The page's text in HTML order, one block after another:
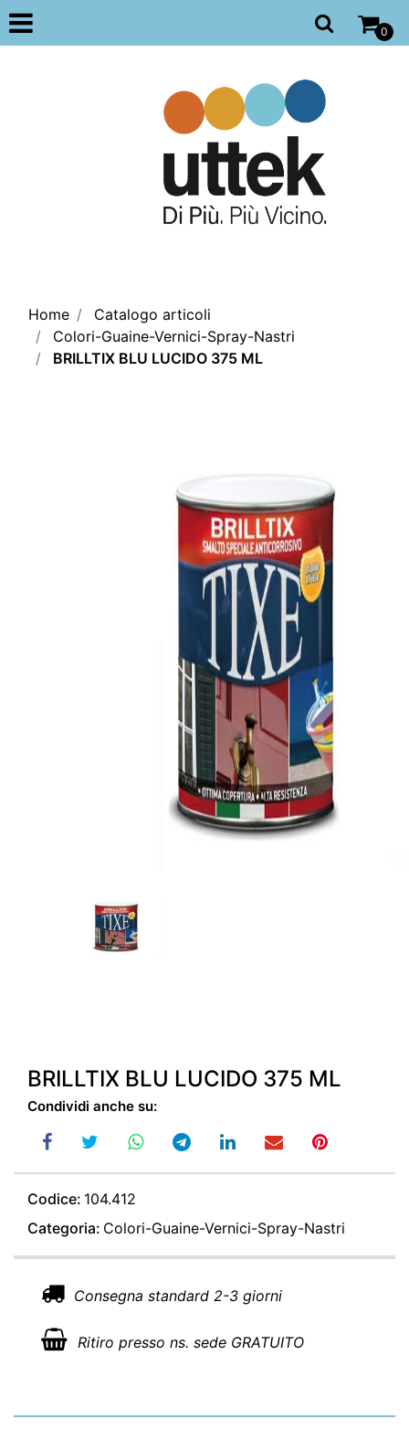
Open
0
Home
Catalogo articoli
Colori-Guaine-Vernici-Spray-Nastri
BRILLTIX BLU LUCIDO 375 ML
BRILLTIX BLU LUCIDO 375 ML
Condividi anche su:
Codice: 104.412
Categoria: Colori-Guaine-Vernici-Spray-Nastri
Consegna standard 2-3 giorni
Ritiro presso ns. sede GRATUITO